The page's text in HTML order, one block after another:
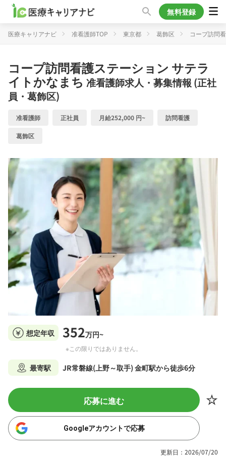
無料登録
医療キャリアナビ 准看護師TOP 東京都 葛飾区 コープ訪問
コープ訪問看護ステーション サテラ
イトかなまち 准看護師求人・募集情報 (正社
員・葛飾区)
准看護師 正社員 月給252,000 円~ 訪問看護
葛飾区
想定年収 352万円~
※この限りではありません。
最寄駅 JR常磐線(上野～取手) 金町駅から徒歩6分
応募に進む
Googleアカウントで応募
更新日：2026/07/20